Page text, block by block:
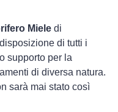
Miele di
di tutti i
supporto per la
di diversa natura.
sarà mai stato così